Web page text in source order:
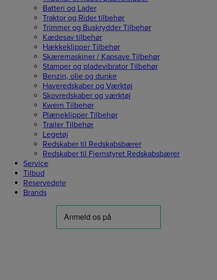
Batteri og Lader
Traktor og Rider tilbehør
Trimmer og Buskrydder Tilbehør
Kædesav tilbehør
Hækkeklipper Tilbehør
Skæremaskiner / Kapsave Tilbehør
Stamper og pladevibrator Tilbehør
Benzin, olie og dunke
Haveredskaber og Værktøj
Skovredskaber og værktøj
Kwern Tilbehør
Plæneklipper Tilbehør
Trailer Tilbehør
Legetøj
Redskaber til Redskabsbærer
Redskaber til Fjernstyret Redskabsbærer
Service
Tilbud
Reservedele
Brands